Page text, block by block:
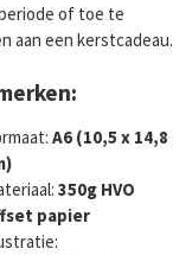
of toe te
aan een kerstcadeau.
A6 (10,5 x 14,8
350g HVO
papier